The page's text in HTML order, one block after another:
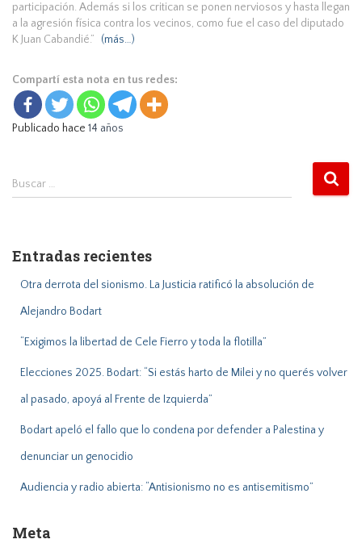
participación. Además si los critican se ponen nerviosos y hasta llegan
a la agresión física contra los vecinos, como fue el caso del diputado
K Juan Cabandié.”
(más…)
Compartí esta nota en tus redes:
Publicado hace 14 años
B
r
Buscar …
Entradas recientes
Otra derrota del sionismo. La Justicia ratificó la absolución de
Alejandro Bodart
“Exigimos la libertad de Cele Fierro y toda la flotilla”
Elecciones 2025. Bodart: “Si estás harto de Milei y no querés volver
al pasado, apoyá al Frente de Izquierda”
Bodart apeló el fallo que lo condena por defender a Palestina y
denunciar un genocidio
Audiencia y radio abierta: “Antisionismo no es antisemitismo”
Meta